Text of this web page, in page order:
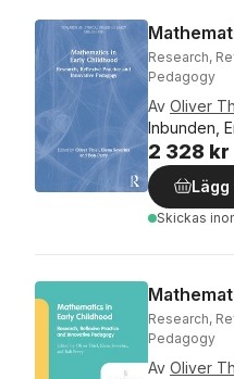
Research,
Pedagogy
Av Oliver
Inbunden,
2 328 kr
Lägg
Skickas
Research,
Pedagogy
Av Oliver